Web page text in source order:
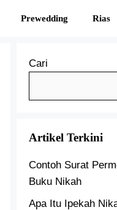
Prewedding Rias
Cari
Artikel Terkini
Contoh Surat
Buku Nikah
Apa Itu Ipekah